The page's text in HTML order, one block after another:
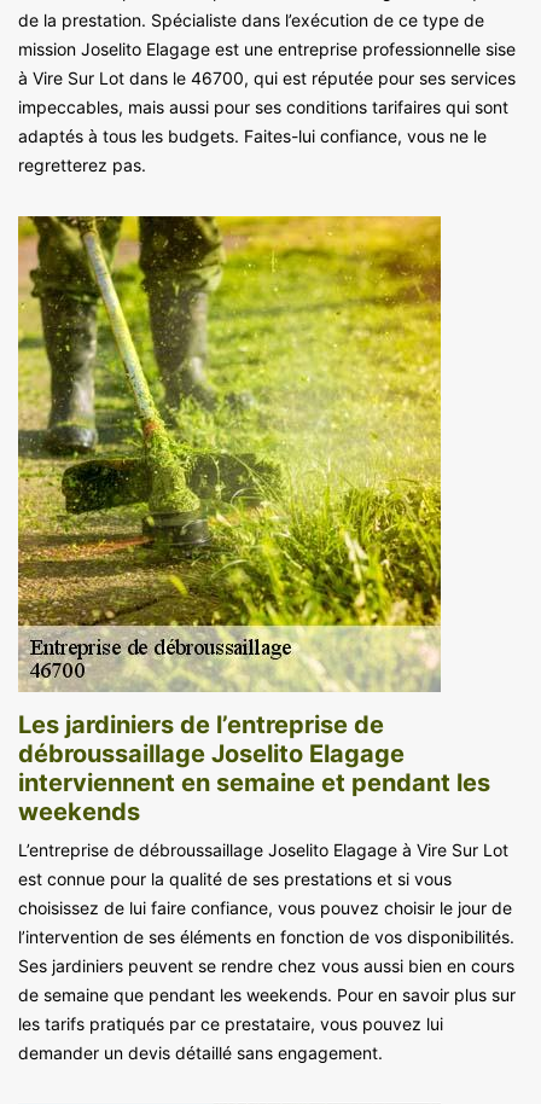
de la prestation. Spécialiste dans l’exécution de ce type de
mission Joselito Elagage est une entreprise professionnelle sise
à Vire Sur Lot dans le 46700, qui est réputée pour ses services
impeccables, mais aussi pour ses conditions tarifaires qui sont
adaptés à tous les budgets. Faites-lui confiance, vous ne le
regretterez pas.
Les jardiniers de l’entreprise de
débroussaillage Joselito Elagage
interviennent en semaine et pendant les
weekends
L’entreprise de débroussaillage Joselito Elagage à Vire Sur Lot
est connue pour la qualité de ses prestations et si vous
choisissez de lui faire confiance, vous pouvez choisir le jour de
l’intervention de ses éléments en fonction de vos disponibilités.
Ses jardiniers peuvent se rendre chez vous aussi bien en cours
de semaine que pendant les weekends. Pour en savoir plus sur
les tarifs pratiqués par ce prestataire, vous pouvez lui
demander un devis détaillé sans engagement.